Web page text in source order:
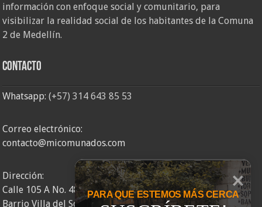
información con enfoque social y comunitario, para
visibilizar la realidad social de los habitantes de la Comuna
2 de Medellín.
Contacto
Whatsapp:(+57) 314 643 85 53
Correo electrónico:
contacto@micomunados.com
Dirección:
Calle 105 A No. 48AA – 58
Barrio Villa del Socorro
PARA QUE ESTEMOS MÁS CERCA